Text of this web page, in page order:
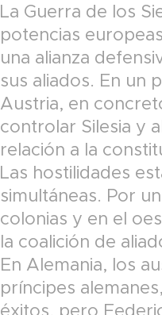
La Guerra de los
potencias
una alianza
sus aliados. En un
Austria, en
controlar Silesia y
relación a la
Las hostilidades
simultáneas. Por
colonias y en el
la coalición de
En Alemania, los
príncipes
éxitos, pero